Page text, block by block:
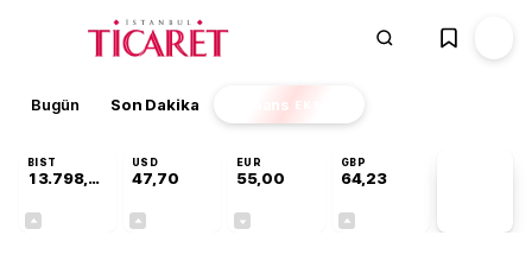
Bugün Son Dakika Finans EKSTRA
BIST
13.798,82
USD
47,70
EUR
55,00
GBP
64,23